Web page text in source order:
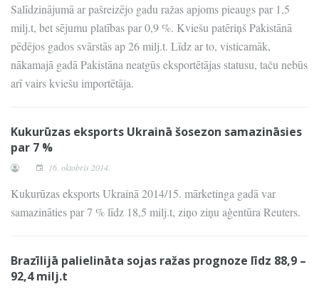
Salīdzinājumā ar pašreizējo gadu ražas apjoms pieaugs par 1,5
milj.t, bet sējumu platības par 0,9 %. Kviešu patēriņš Pakistānā
pēdējos gados svārstās ap 26 milj.t. Līdz ar to, visticamāk,
nākamajā gadā Pakistāna neatgūs eksportētājas statusu, taču nebūs
arī vairs kviešu importētāja.
Kukurūzas eksports Ukrainā šosezon samazināsies
par 7 %
16. oktobris 2014.
Kukurūzas eksports Ukrainā 2014/15. mārketinga gadā var
samazināties par 7 % līdz 18,5 milj.t, ziņo ziņu aģentūra Reuters.
Brazīlijā palielināta sojas ražas prognoze līdz 88,9 –
92,4 milj.t